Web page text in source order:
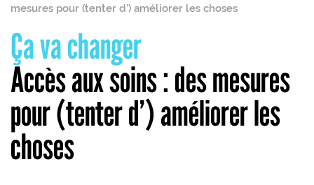
Mode sombre
mesures pour (tenter d’) améliorer les choses
Ça va changer
Accès aux soins : des mesures
pour (tenter d’) améliorer les
choses